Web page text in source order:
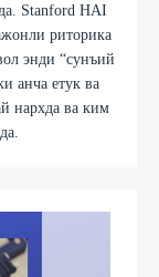
Stanford HAI
риторика
энди “сунъий
анча етук ва
нархда ва ким